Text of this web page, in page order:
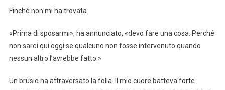
Finché non mi ha trovata.
«Prima di sposarmi», ha annunciato, «devo fare una cosa. Perché
non sarei qui oggi se qualcuno non fosse intervenuto quando
nessun altro l’avrebbe fatto.»
Un brusio ha attraversato la folla. Il mio cuore batteva forte